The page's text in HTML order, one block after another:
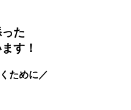
た
す！
ために／